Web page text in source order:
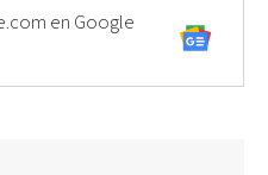
en Google